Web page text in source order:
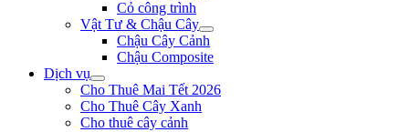
Cỏ công trình
Vật Tư & Chậu Cây
Chậu Cây Cảnh
Chậu Composite
Dịch vụ
Cho Thuê Mai Tết 2026
Cho Thuê Cây Xanh
Cho thuê cây cảnh